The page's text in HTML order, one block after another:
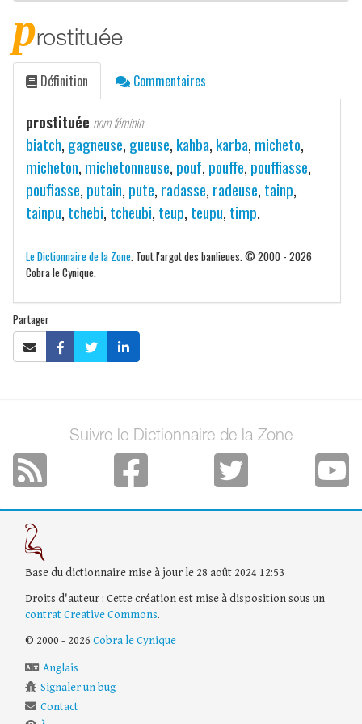
prostituée
Définition Commentaires
prostituée nom féminin
biatch, gagneuse, gueuse, kahba, karba, micheto,
micheton, michetonneuse, pouf, pouffe, pouffiasse,
poufiasse, putain, pute, radasse, radeuse, tainp,
tainpu, tchebi, tcheubi, teup, teupu, timp.
Le Dictionnaire de la Zone . Tout l'argot des banlieues. © 2000 - 2026
Cobra le Cynique.
Partager
Suivre le Dictionnaire de la Zone
Base du dictionnaire mise à jour le 28 août 2024 12:53
Droits d'auteur : Cette création est mise à disposition sous un
contrat Creative Commons.
© 2000 - 2026 Cobra le Cynique
Anglais
Signaler un bug
Contact